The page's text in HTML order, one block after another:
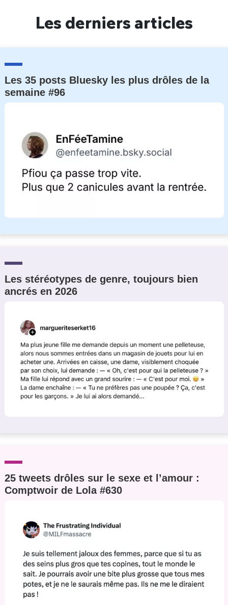
Les derniers articles
Les 35 posts Bluesky les plus drôles de la
semaine #96
Les stéréotypes de genre, toujours bien
ancrés en 2026
25 tweets drôles sur le sexe et l’amour :
Comptwoir de Lola #630
Un Thread